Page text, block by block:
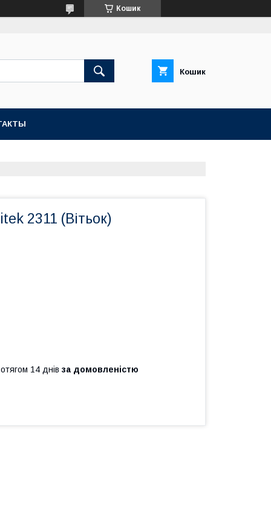
Кошик
Кошик
2311 (Вітьок)
14 днів за домовленістю